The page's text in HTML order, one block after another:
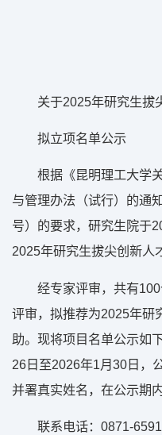
关于2025年研究生拔
拟立项名单公示
根据《昆明理工大学
与管理办法（试行）的通
号）的要求，研究生院于
2025年研究生拔尖创新人
经专家评审，共有
评审，拟推荐为2025年研
助。现将项目名单公示如
26日至2026年1月30日，
并署真实姓名，在公示期
联系电话：0871-